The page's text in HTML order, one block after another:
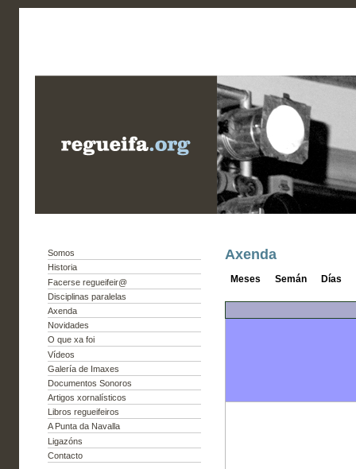
Somos
Historia
Facerse regueifeir@
Disciplinas paralelas
Axenda
Novidades
O que xa foi
Vídeos
Galería de Imaxes
Documentos Sonoros
Artigos xornalísticos
Libros regueifeiros
A Punta da Navalla
Ligazóns
Contacto
Axenda
Meses Semán Días